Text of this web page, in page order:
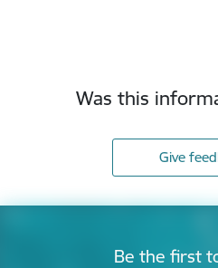
Was this
Give
Be the first